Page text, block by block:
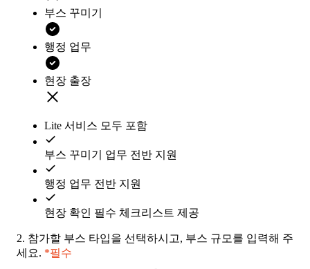
부스 꾸미기
행정 업무
현장 출장
Lite 서비스 모두 포함
부스 꾸미기 업무 전반 지원
행정 업무 전반 지원
현장 확인 필수 체크리스트 제공
2. 참가할 부스 타입을 선택하시고, 부스 규모를 입력해 주
세요. *필수